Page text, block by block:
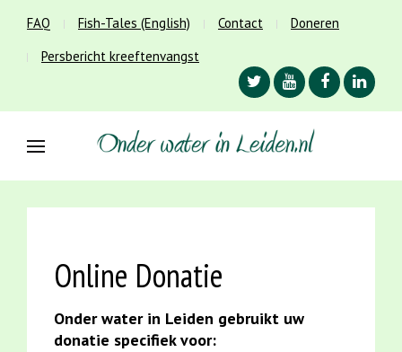
FAQ Fish-Tales (English) Contact
Doneren
Persbericht kreeftenvangst
Online Donatie
Onder water in Leiden gebruikt uw
donatie specifiek voor: